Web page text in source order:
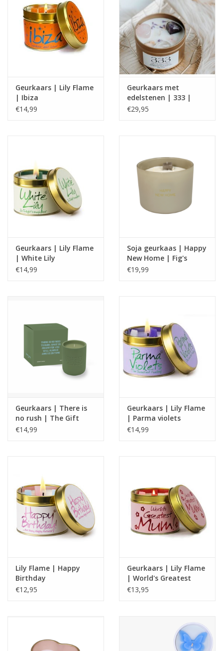
Geurkaars | Lily Flame
| Ibiza
€14,99
Geurkaars met
edelstenen | 333 |
Manifest Candle |
€29,95
Geurkaars | Lily Flame
| White Lily
€14,99
Soja geurkaas | Happy
New Home | Fig's
Delight | My Flame
€19,99
Geurkaars | There is
no rush | The Gift
Label
€14,99
Geurkaars | Lily Flame
| Parma violets
€14,99
Lily Flame | Happy
Birthday
€12,95
Geurkaars | Lily Flame
| World's Greatest
Mum
€13,95